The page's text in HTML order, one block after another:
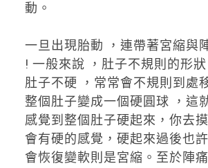
動。
一旦出現胎動 ，連帶著宮縮與
! 一般來說 ，肚子不規則的形
肚子不硬 ，常常會不規則到處
整個肚子變成一個硬圓球 ，這
感覺到整個肚子硬起來，你去
會有硬的感覺，硬起來過後也
會恢復變軟則是宮縮。至於陣